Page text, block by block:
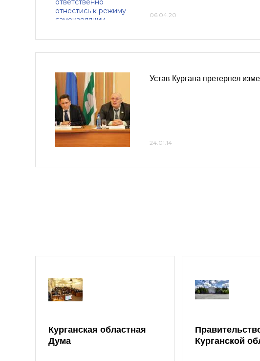
06.04.20
Устав Кургана претерпел
24.01.14
Курганская областная
Дума
Курганской